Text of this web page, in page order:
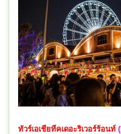
ทัวร์เอเชียทีคเดอะริเวอร์ร้อนท์